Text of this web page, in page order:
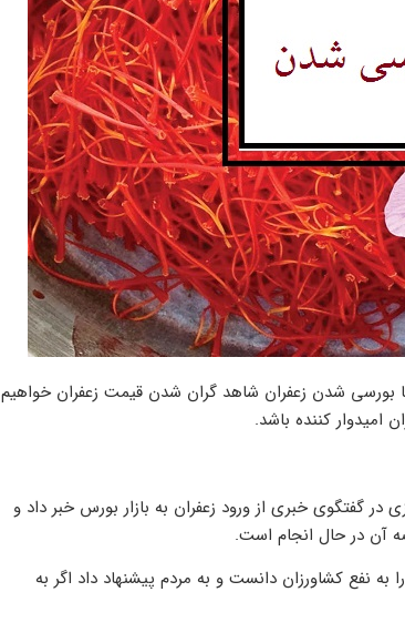
بورسی شدن زعفران شاهد گران شدن قیمت زعفران خواهیم
امیدوار کننده باشد.
گفتگوی خبری از ورود زعفران به بازار بورس خبر داد و
آن در حال انجام است.
نفع کشاورزان دانست و به مردم پیشنهاد داد اگر به